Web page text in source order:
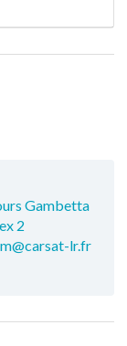
Gambetta
2
lr.fr